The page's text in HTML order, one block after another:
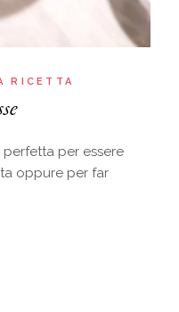
RICETTA
per essere
oppure per far